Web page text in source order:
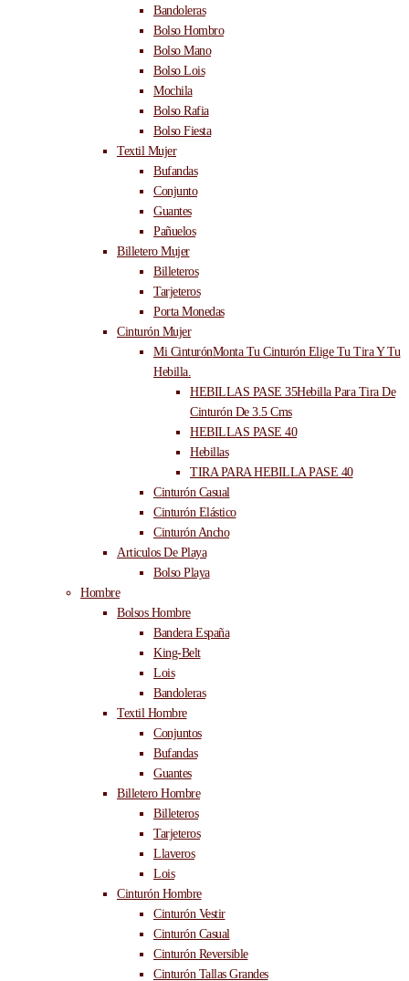
Bandoleras
Bolso Hombro
Bolso Mano
Bolso Lois
Mochila
Bolso Rafia
Bolso Fiesta
Textil Mujer
Bufandas
Conjunto
Guantes
Pañuelos
Billetero Mujer
Billeteros
Tarjeteros
Porta Monedas
Cinturón Mujer
Mi CinturónMonta Tu Cinturón Elige Tu Tira Y Tu
Hebilla.
HEBILLAS PASE 35Hebilla Para Tira De
Cinturón De 3.5 Cms
HEBILLAS PASE 40
Hebillas
TIRA PARA HEBILLA PASE 40
Cinturón Casual
Cinturón Elástico
Cinturón Ancho
Articulos De Playa
Bolso Playa
Hombre
Bolsos Hombre
Bandera España
King-Belt
Lois
Bandoleras
Textil Hombre
Conjuntos
Bufandas
Guantes
Billetero Hombre
Billeteros
Tarjeteros
Llaveros
Lois
Cinturón Hombre
Cinturón Vestir
Cinturón Casual
Cinturón Reversible
Cinturón Tallas Grandes